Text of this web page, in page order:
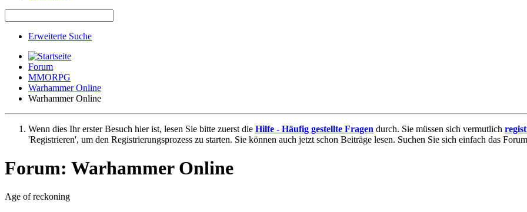
Erweiterte Suche
Forum
MMORPG
Warhammer Online
Warhammer Online
Wenn dies Ihr erster Besuch hier ist, lesen Sie bitte zuerst die Hilfe - Häufig gestellte Fragen durch. Sie müssen sich vermutlich
'Registrieren', um den Registrierungsprozess zu starten. Sie können auch jetzt schon Beiträge lesen. Suchen Sie sich einfach das
Forum: Warhammer Online
Age of reckoning